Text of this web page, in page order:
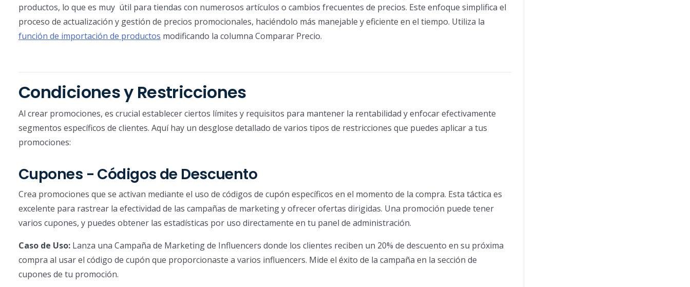
productos, lo que es muy útil para tiendas con numerosos artículos o cambios frecuentes de precios. Este enfoque simplifica el
proceso de actualización y gestión de precios promocionales, haciéndolo más manejable y eficiente en el tiempo. Utiliza la
función de importación de productos modificando la columna Comparar Precio.
Condiciones y Restricciones
Al crear promociones, es crucial establecer ciertos límites y requisitos para mantener la rentabilidad y enfocar efectivamente
segmentos específicos de clientes. Aquí hay un desglose detallado de varios tipos de restricciones que puedes aplicar a tus
promociones:
Cupones - Códigos de Descuento
Crea promociones que se activan mediante el uso de códigos de cupón específicos en el momento de la compra. Esta táctica es
excelente para rastrear la efectividad de las campañas de marketing y ofrecer ofertas dirigidas. Una promoción puede tener
varios cupones, y puedes obtener las estadísticas por uso directamente en tu panel de administración.
Caso de Uso: Lanza una Campaña de Marketing de Influencers donde los clientes reciben un 20% de descuento en su próxima
compra al usar el código de cupón que proporcionaste a varios influencers. Mide el éxito de la campaña en la sección de
cupones de tu promoción.